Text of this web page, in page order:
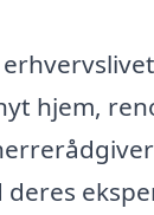
hjem,